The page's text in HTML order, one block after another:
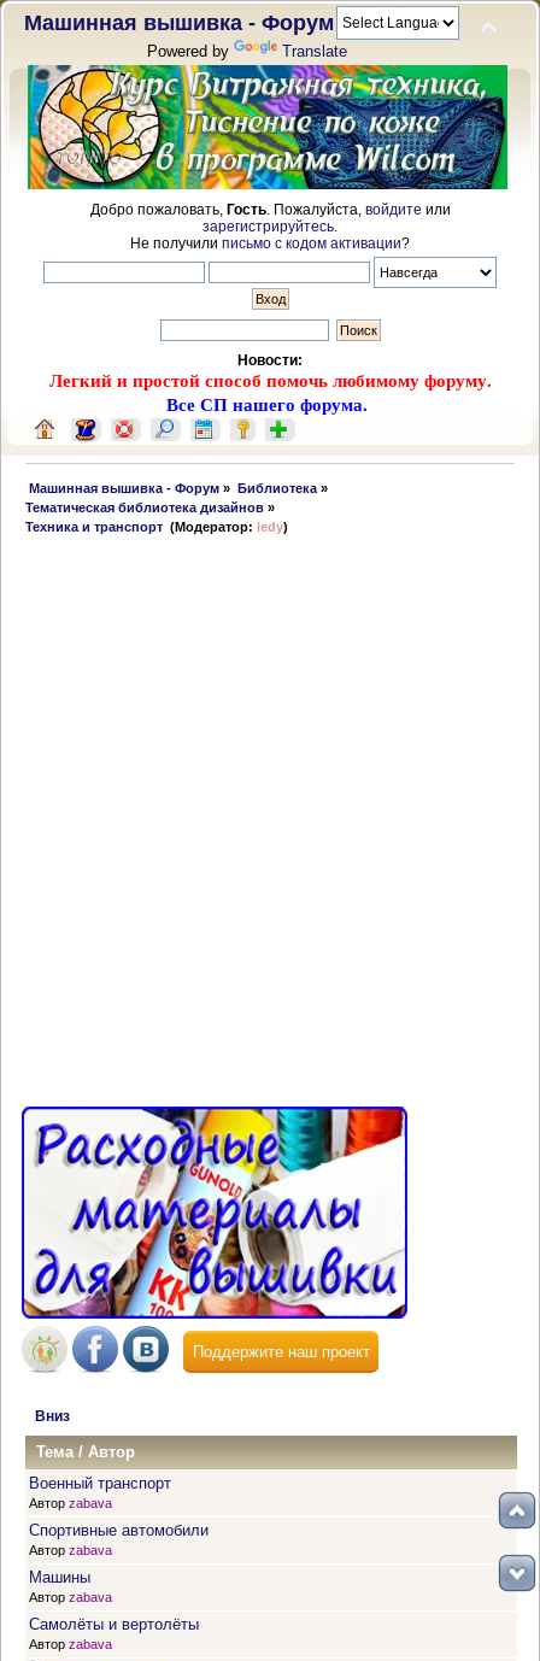
Машинная вышивка - Форум
Powered by Translate
Добро пожаловать, Гость. Пожалуйста, войдите или
зарегистрируйтесь
Не получили письмо с кодом активации?
Новости:
Легкий и простой способ помочь любимому форуму.
Все СП нашего форума.
Машинная вышивка - Форум » Библиотека»
Тематическая библиотека дизайнов »
Техника и транспорт (Модератор:ledy)
Поддержите наш проект
Вниз
Тема/Автор
Военный транспорт
Автор zabava
Спортивные автомобили
Автор zabava
Машины
Автор zabava
Самолёты и вертолёты
Автор zabava